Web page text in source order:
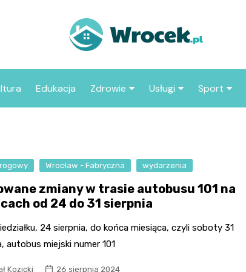
we
Edukacja Zdrowie
Apteka
Usługi
Taxi
Stacja paliw
Sport
sportowe
Wrocław - Fabryczna wydarzenia
zmiany w trasie autobusu 101 na
od 24 do 31 sierpnia
24 sierpnia, do końca miesiąca, czyli soboty 31
autobus miejski numer 101
Kozicki 26 sierpnia 2024